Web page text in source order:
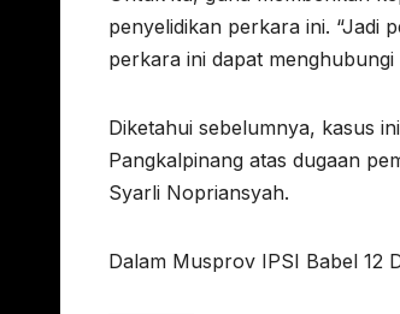
penyelidikan perkara ini. “Jadi
perkara ini dapat
Diketahui sebelumnya, kasus
Pangkalpinang atas dugaan
Syarli Nopriansyah.
Dalam Musprov IPSI Babel 12